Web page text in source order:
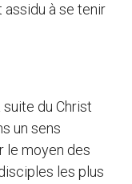
assidu à se tenir
du Christ
un sens
le moyen des
les plus